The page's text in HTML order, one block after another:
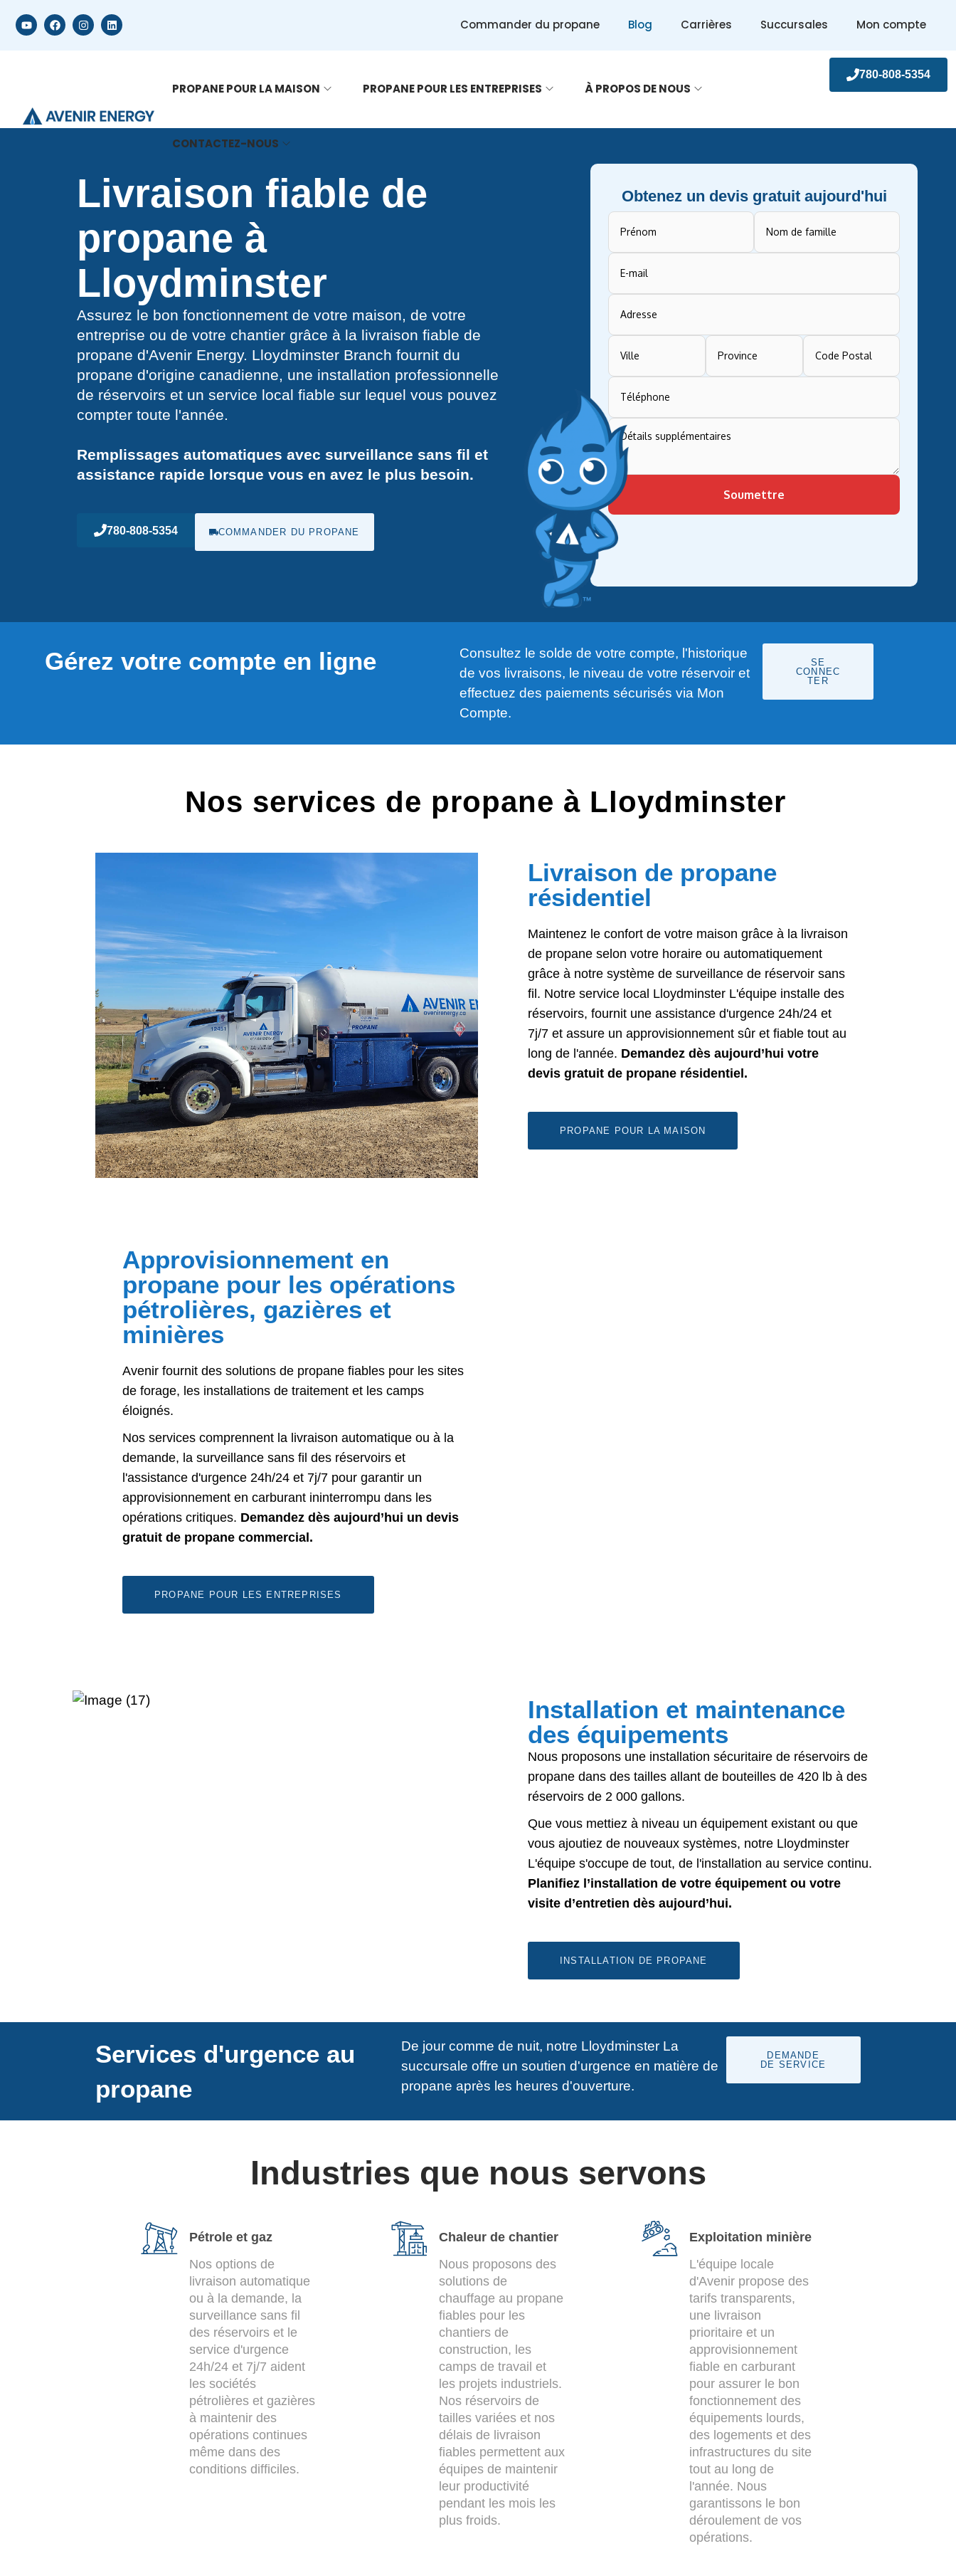
Commander du propane Blog Carrières Succursales Mon compte
780-808-5354
PROPANE POUR LA MAISON PROPANE POUR LES ENTREPRISES À PROPOS DE NOUS
CONTACTEZ-NOUS
Livraison fiable de
propane à
Lloydminster
Assurez le bon fonctionnement de votre maison, de votre
entreprise ou de votre chantier grâce à la livraison fiable de
propane d'Avenir Energy. Lloydminster Branch fournit du
propane d'origine canadienne, une installation professionnelle
de réservoirs et un service local fiable sur lequel vous pouvez
compter toute l'année.
Remplissages automatiques avec surveillance sans fil et
assistance rapide lorsque vous en avez le plus besoin.
780-808-5354 COMMANDER DU PROPANE
Obtenez un devis gratuit aujourd'hui
Soumettre
Gérez votre compte en ligne
Consultez le solde de votre compte, l'historique
de vos livraisons, le niveau de votre réservoir et
effectuez des paiements sécurisés via Mon
Compte.
SE
CONNEC
TER
Nos services de propane à Lloydminster
Livraison de propane
résidentiel
Maintenez le confort de votre maison grâce à la livraison
de propane selon votre horaire ou automatiquement
grâce à notre système de surveillance de réservoir sans
fil. Notre service local Lloydminster ​​ ​​L'équipe installe des
réservoirs, fournit une assistance d'urgence 24h/24 et
7j/7 et assure un approvisionnement sûr et fiable tout au
long de l'année. Demandez dès aujourd’hui votre
devis gratuit de propane résidentiel.
PROPANE POUR LA MAISON
Approvisionnement en
propane pour les opérations
pétrolières, gazières et
minières
Avenir fournit des solutions de propane fiables pour les sites
de forage, les installations de traitement et les camps
éloignés.
Nos services comprennent la livraison automatique ou à la
demande, la surveillance sans fil des réservoirs et
l'assistance d'urgence 24h/24 et 7j/7 pour garantir un
approvisionnement en carburant ininterrompu dans les
opérations critiques. Demandez dès aujourd’hui un devis
gratuit de propane commercial.
PROPANE POUR LES ENTREPRISES
Installation et maintenance
des équipements
Nous proposons une installation sécuritaire de réservoirs de
propane dans des tailles allant de bouteilles de 420 lb à des
réservoirs de 2 000 gallons.
Que vous mettiez à niveau un équipement existant ou que
vous ajoutiez de nouveaux systèmes, notre Lloydminster ​​ ​​
L'équipe s'occupe de tout, de l'installation au service continu.
Planifiez l’installation de votre équipement ou votre
visite d’entretien dès aujourd’hui.
INSTALLATION DE PROPANE
Services d'urgence au
propane
De jour comme de nuit, notre Lloydminster La
succursale offre un soutien d'urgence en matière de
propane après les heures d'ouverture.
DEMANDE
DE SERVICE
Industries que nous servons
Pétrole et gaz
Nos options de
livraison automatique
ou à la demande, la
surveillance sans fil
des réservoirs et le
service d'urgence
24h/24 et 7j/7 aident
les sociétés
pétrolières et gazières
à maintenir des
opérations continues
même dans des
conditions difficiles.
Chaleur de chantier
Nous proposons des
solutions de
chauffage au propane
fiables pour les
chantiers de
construction, les
camps de travail et
les projets industriels.
Nos réservoirs de
tailles variées et nos
délais de livraison
fiables permettent aux
équipes de maintenir
leur productivité
pendant les mois les
plus froids.
Exploitation minière
L'équipe locale
d'Avenir propose des
tarifs transparents,
une livraison
prioritaire et un
approvisionnement
fiable en carburant
pour assurer le bon
fonctionnement des
équipements lourds,
des logements et des
infrastructures du site
tout au long de
l'année. Nous
garantissons le bon
déroulement de vos
opérations.